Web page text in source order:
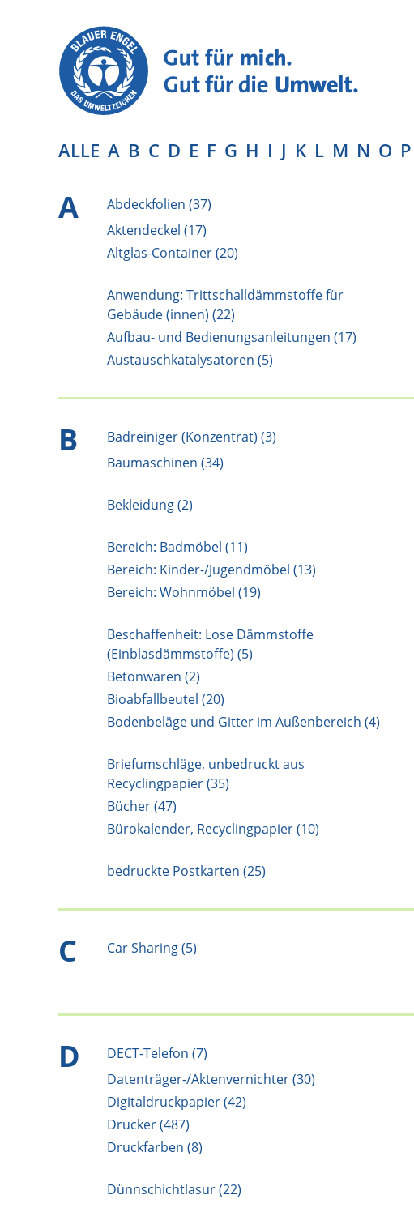
ALLE A B C D E F G H I J K L M N O P
A Abdeckfolien (37)
Aktendeckel (17)
Altglas-Container (20)
Anwendung: Trittschalldämmstoffe für
Gebäude (innen) (22)
Aufbau- und Bedienungsanleitungen (17)
Austauschkatalysatoren (5)
B Badreiniger (Konzentrat) (3)
Baumaschinen (34)
Bekleidung (2)
Bereich: Badmöbel (11)
Bereich: Kinder-/Jugendmöbel (13)
Bereich: Wohnmöbel (19)
Beschaffenheit: Lose Dämmstoffe
(Einblasdämmstoffe) (5)
Betonwaren (2)
Bioabfallbeutel (20)
Bodenbeläge und Gitter im Außenbereich (4)
Briefumschläge, unbedruckt aus
Recyclingpapier (35)
Bücher (47)
Bürokalender, Recyclingpapier (10)
bedruckte Postkarten (25)
C Car Sharing (5)
D DECT-Telefon (7)
Datenträger-/Aktenvernichter (30)
Digitaldruckpapier (42)
Drucker (487)
Druckfarben (8)
Dünnschichtlasur (22)